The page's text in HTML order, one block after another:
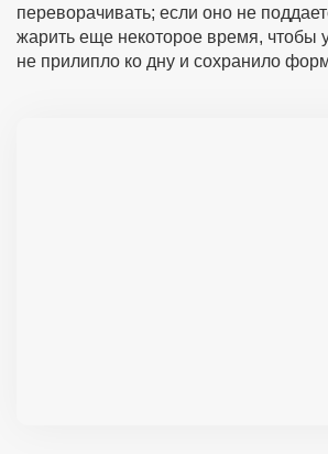
переворачивать; если оно не
жарить еще некоторое время, чтобы
не прилипло ко дну и сохранило